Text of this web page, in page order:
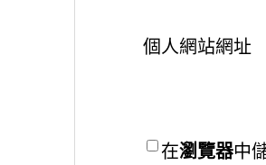
個人網站網址
在瀏覽器中